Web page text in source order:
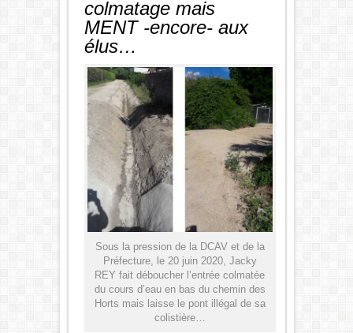
colmatage mais
MENT -encore- aux
élus…
Sous la pression de la DCAV et de la
Préfecture, le 20 juin 2020, Jacky
REY fait déboucher l’entrée colmatée
du cours d’eau en bas du chemin des
Horts mais laisse le pont illégal de sa
colistière…